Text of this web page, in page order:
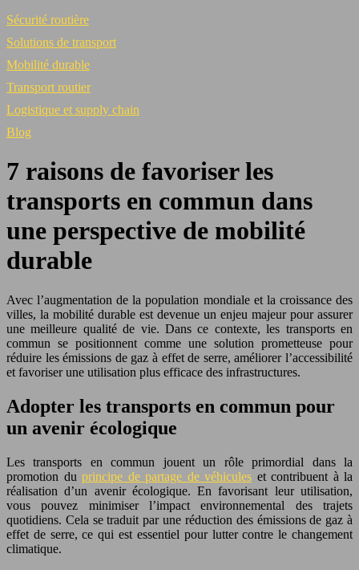
Sécurité routière
Solutions de transport
Mobilité durable
Transport routier
Logistique et supply chain
Blog
7 raisons de favoriser les
transports en commun dans
une perspective de mobilité
durable
Avec l’augmentation de la population mondiale et la croissance des
villes, la mobilité durable est devenue un enjeu majeur pour assurer
une meilleure qualité de vie. Dans ce contexte, les transports en
commun se positionnent comme une solution prometteuse pour
réduire les émissions de gaz à effet de serre, améliorer l’accessibilité
et favoriser une utilisation plus efficace des infrastructures.
Adopter les transports en commun pour
un avenir écologique
Les transports en commun jouent un rôle primordial dans la
promotion du principe de partage de véhicules et contribuent à la
réalisation d’un avenir écologique. En favorisant leur utilisation,
vous pouvez minimiser l’impact environnemental des trajets
quotidiens. Cela se traduit par une réduction des émissions de gaz à
effet de serre, ce qui est essentiel pour lutter contre le changement
climatique.